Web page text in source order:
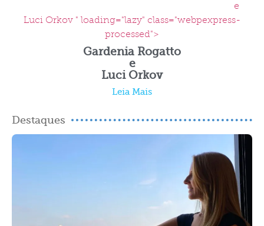
e
Luci Orkov " loading="lazy" class="webpexpress-
processed">
Gardenia Rogatto
e
Luci Orkov
Leia Mais
Destaques